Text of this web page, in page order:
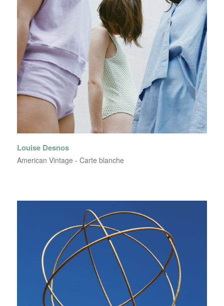
Louise Desnos
American Vintage - Carte blanche